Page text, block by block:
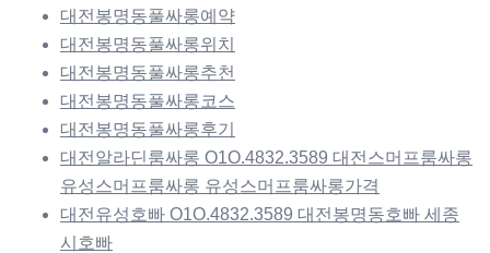
대전봉명동풀싸롱예약
대전봉명동풀싸롱위치
대전봉명동풀싸롱추천
대전봉명동풀싸롱코스
대전봉명동풀싸롱후기
대전알라딘룸싸롱 O1O.4832.3589 대전스머프룸싸롱
유성스머프룸싸롱 유성스머프룸싸롱가격
대전유성호빠 O1O.4832.3589 대전봉명동호빠 세종
시호빠